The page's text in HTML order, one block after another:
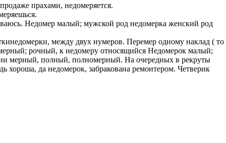
прахами, недомеряется.
Недомер малый; мужской род недомерка женский род
между двух нумеров. Перемер одному наклад ( то
рочный, к недомеру относящийся Недомерок малый;
мерный, полный, полномерный. На очередных в рекруты
хороша, да недомерок, забракована ремонтером. Четверик